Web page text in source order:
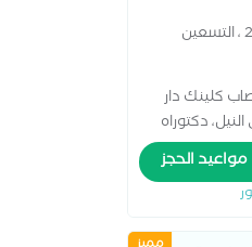
ايترنا، كمبوند ميفيدا بوابه 2 ، التسعين
كلينك دار
دكتوراه
امراض
ليون بفرنسا
مجمع
مواعيد الحجز